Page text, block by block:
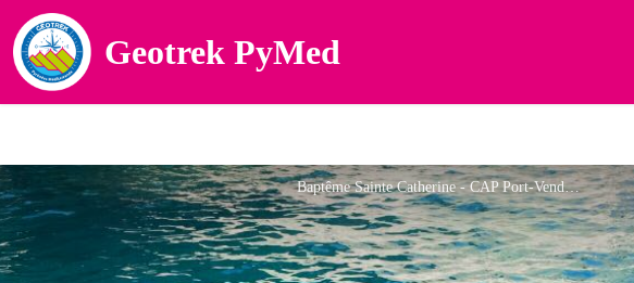
Geotrek PyMed
Baptême Sainte Catherine - CAP Port-Vendres